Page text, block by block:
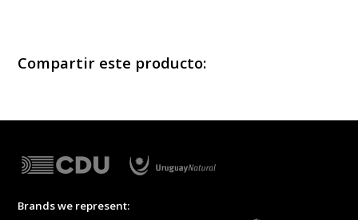
Compartir este producto:
Brands we represent: